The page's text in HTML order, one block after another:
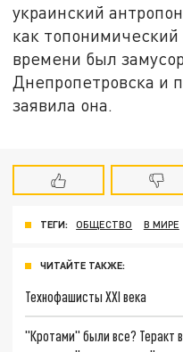
украинский
как
времени был
Днепропетровска и
заявила она.
ТЕГИ: ОБЩЕСТВО В МИРЕ
ЧИТАЙТЕ ТАКЖЕ:
Технофашисты XXI века
"Кротами" были все? Теракт